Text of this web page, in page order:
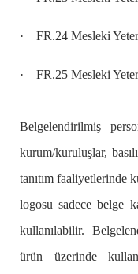
· FR.24 Mesleki
· FR.25 Mesleki
Belgelendirilmiş
kurum/kuruluşlar,
tanıtım faaliyetlerinde
logosu sadece belge
kullanılabilir.
ürün üzerinde